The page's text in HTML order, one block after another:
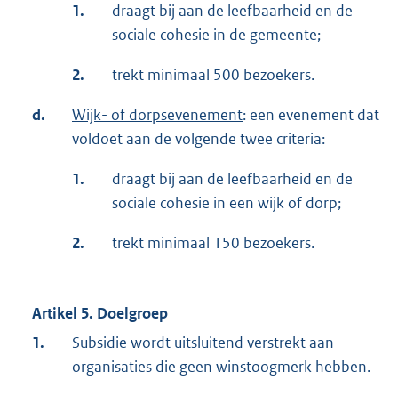
1.
draagt bij aan de leefbaarheid en de
sociale cohesie in de gemeente;
2. trekt minimaal 500 bezoekers.
d. Wijk- of dorpsevenement: een evenement dat
voldoet aan de volgende twee criteria:
1.
draagt bij aan de leefbaarheid en de
sociale cohesie in een wijk of dorp;
2. trekt minimaal 150 bezoekers.
Artikel 5. Doelgroep
1.
Subsidie wordt uitsluitend verstrekt aan
organisaties die geen winstoogmerk hebben.